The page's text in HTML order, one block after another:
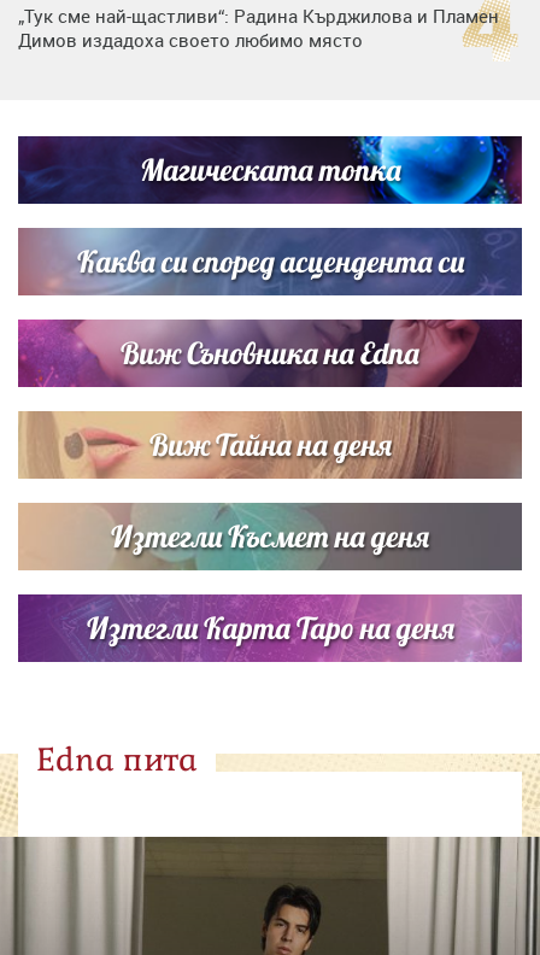
„Тук сме най-щастливи“: Радина Кърджилова и Пламен
Димов издадоха своето любимо място
Братя Аргирови я изненадаха с песен
Магическата топка
Каква си според асцендента си
Виж Съновника на Edna
Виж Тайна на деня
Изтегли Късмет на деня
Изтегли Карта Таро на деня
Edna пита